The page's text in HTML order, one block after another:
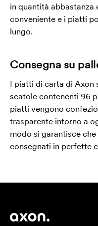
in quantità abbastanza
conveniente e i piatti
lungo.
Consegna su
I piatti di carta di Axon
scatole contenenti 96
piatti vengono
trasparente intorno a
modo si garantisce
consegnati in perfette